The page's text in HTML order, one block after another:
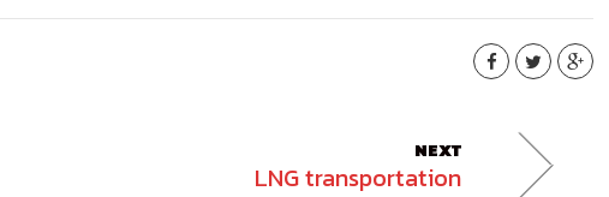
NEXT
LNG transportation